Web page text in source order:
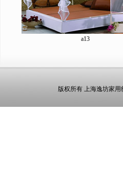
a13
版权所有 上海逸坊家